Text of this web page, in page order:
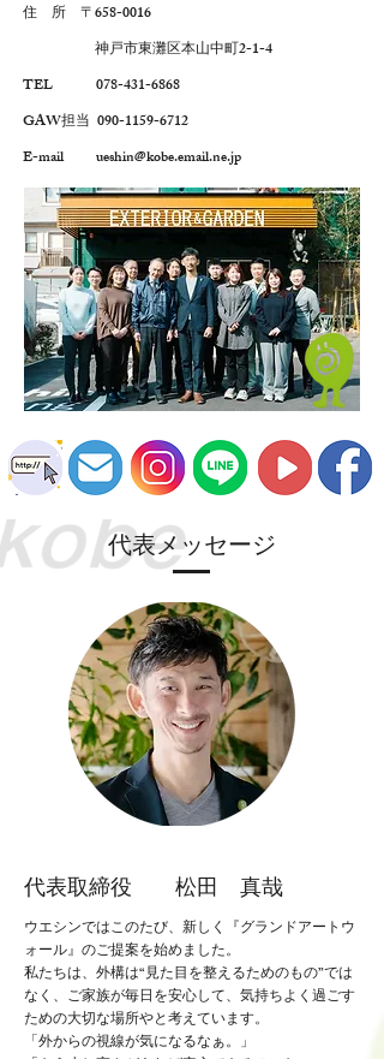
住 所 〒658-0016
神戸市東灘区本山中町2-1-4
TEL
078-431-6868
GAW担当 090-1159-6712
E-mail ueshin@kobe.email.ne.jp
​代表メッセージ
代表取締役 松田 真哉
ウエシンではこのたび、新しく『グランドアートウ
ォール』のご提案を始めました。
私たちは、外構は“見た目を整えるためのもの”では
なく、ご家族が毎日を安心して、気持ちよく過ごす
ための大切な場所やと考えています。
「外からの視線が気になるなぁ。」